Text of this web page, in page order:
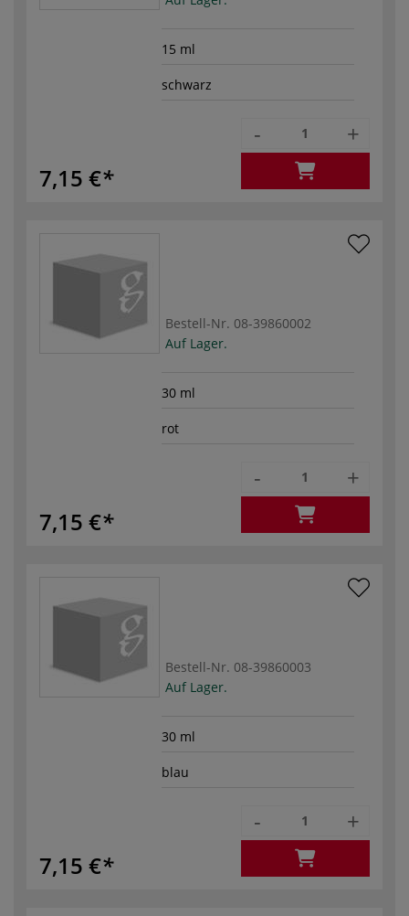
15 ml
schwarz
7,15 €
- +
Bestell-Nr. 08-39860002
Auf Lager.
30 ml
rot
7,15 €
- +
Bestell-Nr. 08-39860003
Auf Lager.
30 ml
blau
7,15 €
- +